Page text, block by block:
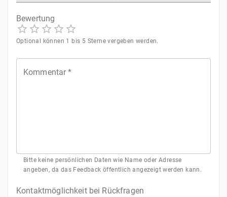
Bewertung
1
Stern
2
Sterne
3
Sterne
4
Sterne
5
Sterne
Optional können 1 bis 5 Sterne vergeben werden.
Kommentar *
Bitte keine persönlichen Daten wie Name oder Adresse
angeben, da das Feedback öffentlich angezeigt werden kann.
Kontaktmöglichkeit bei Rückfragen